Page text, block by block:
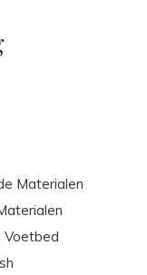
Materialen
Voetbed